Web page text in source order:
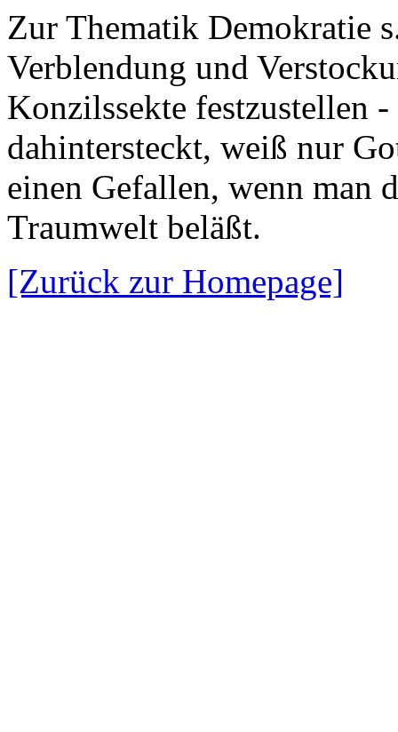
Zur Thematik Demokratie
Verblendung und
Konzilssekte festzustellen
dahintersteckt, weiß nur
einen Gefallen, wenn man
Traumwelt beläßt.
[Zurück zur Homepage]